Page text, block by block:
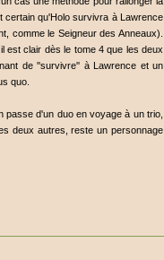
certain qu'Holo survivra à Lawrence
comme le Seigneur des Anneaux).
est clair dès le tome 4 que les deux
de ''survivre'' à Lawrence et un
quo.
passe d'un duo en voyage à un trio,
deux autres, reste un personnage